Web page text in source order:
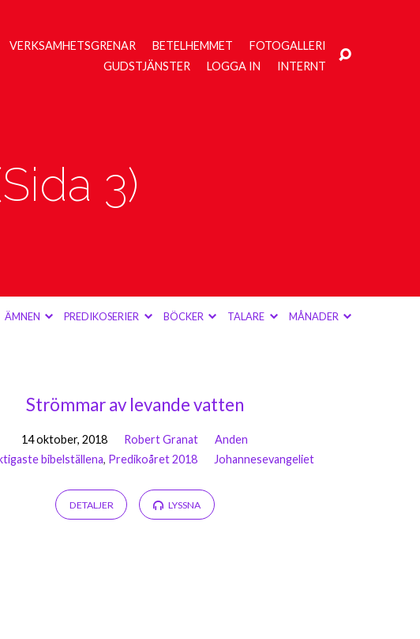
VERKSAMHETSGRENAR BETELHEMMET
FOTOGALLERI
GUDSTJÄNSTER
LOGGA IN INTERNT
3)
ÄMNEN PREDIKOSERIER BÖCKER TALARE MÅNADER
Strömmar av levande vatten
14 oktober, 2018 Robert Granat
Anden
bibelställena, Predikoåret 2018 Johannesevangeliet
DETALJER LYSSNA